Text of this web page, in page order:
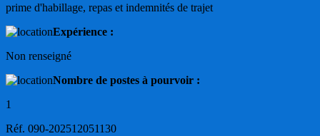
prime d'habillage, repas et indemnités de trajet
Expérience :
Non renseigné
Nombre de postes à pourvoir :
1
Réf. 090-202512051130